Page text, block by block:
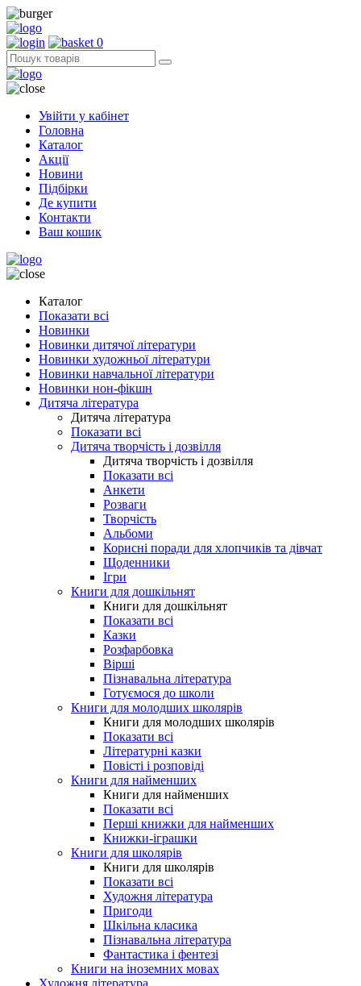
0
Увійти у кабінет
Головна
Каталог
Акції
Новини
Підбірки
Де купити
Контакти
Ваш кошик
Каталог
Показати всі
Новинки
Новинки дитячої літератури
Новинки художньої літератури
Новинки навчальної літератури
Новинки нон-фікшн
Дитяча література
Дитяча література
Показати всі
Дитяча творчість і дозвілля
Дитяча творчість і дозвілля
Показати всі
Анкети
Розваги
Творчість
Альбоми
Корисні поради для хлопчиків та дівчат
Щоденники
Ігри
Книги для дошкільнят
Книги для дошкільнят
Показати всі
Казки
Розфарбовка
Вірші
Пізнавальна література
Готуємося до школи
Книги для молодших школярів
Книги для молодших школярів
Показати всі
Літературні казки
Повісті і розповіді
Книги для найменших
Книги для найменших
Показати всі
Перші книжки для найменших
Книжки-іграшки
Книги для школярів
Книги для школярів
Показати всі
Художня література
Пригоди
Шкільна класика
Пізнавальна література
Фантастика і фентезі
Книги на іноземних мовах
Художня література